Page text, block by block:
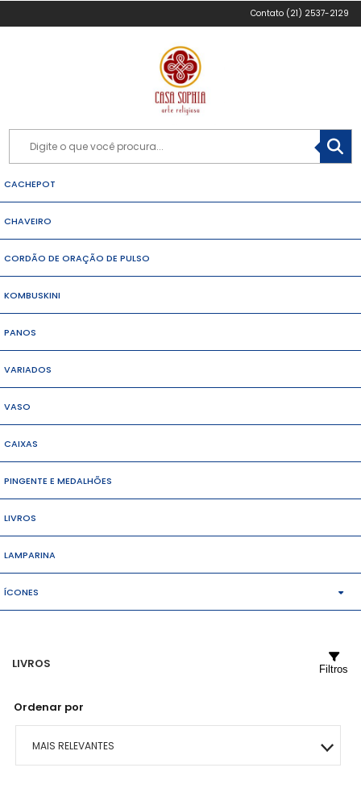
(21) 2537-2129
CACHEPOT
CHAVEIRO
CORDÃO DE ORAÇÃO DE PULSO
KOMBUSKINI
PANOS
VARIADOS
VASO
CAIXAS
PINGENTE E MEDALHÕES
LIVROS
LAMPARINA
ÍCONES
PEQUENOS
GRANDES
LIVROS
Ordenar por
MAIS RELEVANTES
Filtros